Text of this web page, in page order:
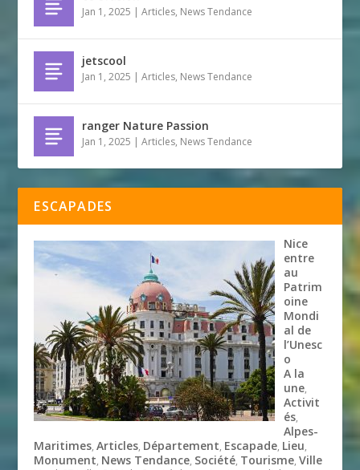
Jan 1, 2025 |Articles, News Tendance
jetscool
Jan 1, 2025 |Articles, News Tendance
ranger Nature Passion
Jan 1, 2025 |Articles, News Tendance
ESCAPADES
Nice
entre
au
Patrim
oine
Mondi
al de
l’Unesc
o
A la
une,
Activit
és,
Alpes-
Maritimes,Articles, Département, Escapade, Lieu,
Monument, News Tendance, Société, Tourisme,Ville